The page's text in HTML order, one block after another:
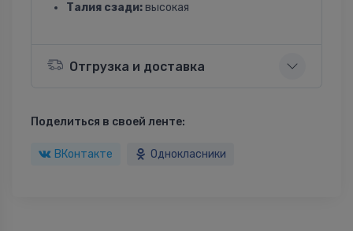
Талия сзади: высокая
Отгрузка и доставка
Поделиться в своей ленте:
ВКонтакте Однокласники